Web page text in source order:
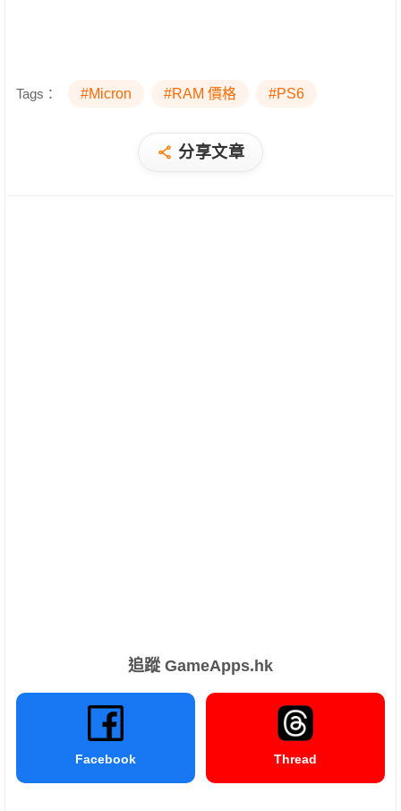
Tags： #Micron #RAM 價格 #PS6
分享文章
追蹤 GameApps.hk
Facebook Thread